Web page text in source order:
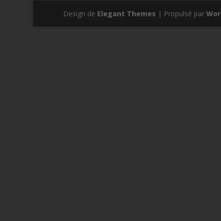
Design de Elegant Themes | Propulsé par